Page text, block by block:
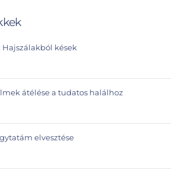
Hajszálakból kések
átélése a tudatos halálhoz
elvesztése